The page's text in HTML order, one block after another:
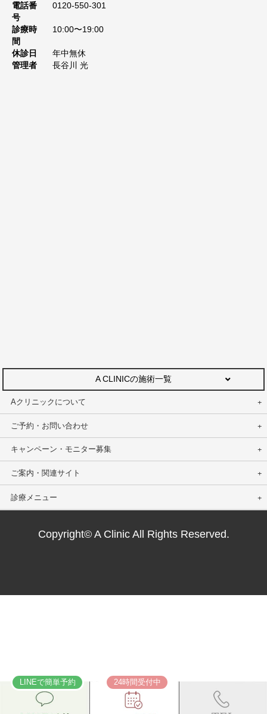
電話番
号
0120-550-301
診療時
間
10:00〜19:00
休診日
年中無休
管理者
長谷川 光
A CLINICの施術一覧
Aクリニックについて
ご予約・お問い合わせ
キャンペーン・モニター募集
ご案内・関連サイト
診療メニュー
LINEで簡単予約 24時間受付中
Copyright© A Clinic All Rights Reserved.